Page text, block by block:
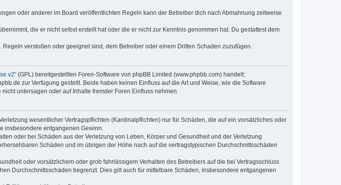
oder anderer im Board veröffentlichten Regeln kann der Betreiber dich nach Abmahnung zeitweise
die er nicht selbst erstellt hat oder die er nicht zur Kenntnis genommen hat. Du gestattest dem
verstoßen oder geeignet sind, dem Betreiber oder einem Dritten Schaden zuzufügen.
v2“ (GPL) bereitgestellten Foren-Software von phpBB Limited (www.phpbb.com) handelt;
zur Verfügung gestellt. Beide haben keinen Einfluss auf die Art und Weise, wie die Software
untersagen oder auf Inhalte fremder Foren Einfluss nehmen.
wesentlicher Vertragspflichten (Kardinalpflichten) nur für Schäden, die auf ein vorsätzliches oder
insbesondere entgangenen Gewinn.
oder bei Schäden aus der Verletzung von Leben, Körper und Gesundheit und der Verletzung
Schäden und im übrigen der Höhe nach auf die vertragstypischen Durchschnittsschäden
oder vorsätzlichem oder grob fahrlässigem Verhalten des Betreibers auf die bei Vertragsschluss
Durchschnittsschäden begrenzt. Dies gilt auch für mittelbare Schäden, insbesondere entgangenen